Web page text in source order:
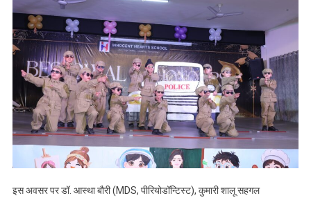
इस अवसर पर डॉ. आस्था बौरी (MDS, पीरियोडॉन्टिस्ट), कुमारी शालू सहगल